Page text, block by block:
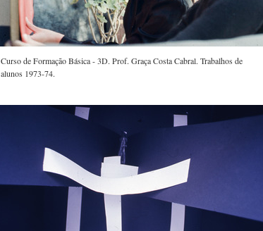
Curso de Formação Básica - 3D. Prof. Graça Costa Cabral. Trabalhos de
alunos 1973-74.